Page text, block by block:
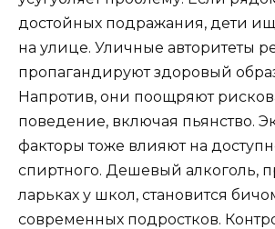
достойных подражания, дети
на улице. Уличные авторитеты
пропагандируют здоровый
Напротив, они поощряют
поведение, включая пьянство.
факторы тоже влияют на
спиртного. Дешевый алкоголь,
ларьках у школ, становится
современных подростков.